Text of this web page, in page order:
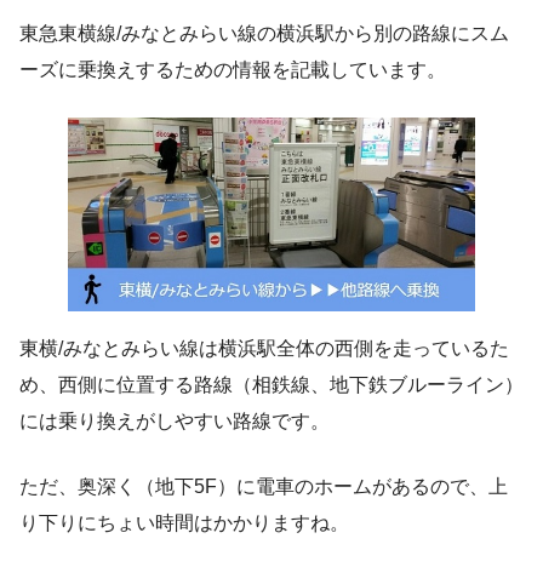
東急東横線/みなとみらい線の横浜駅から別の路線にスム
ーズに乗換えするための情報を記載しています。
東横/みなとみらい線は横浜駅全体の西側を走っているた
め、西側に位置する路線（相鉄線、地下鉄ブルーライン）
には乗り換えがしやすい路線です。
ただ、奥深く（地下5F）に電車のホームがあるので、上
り下りにちょい時間はかかりますね。